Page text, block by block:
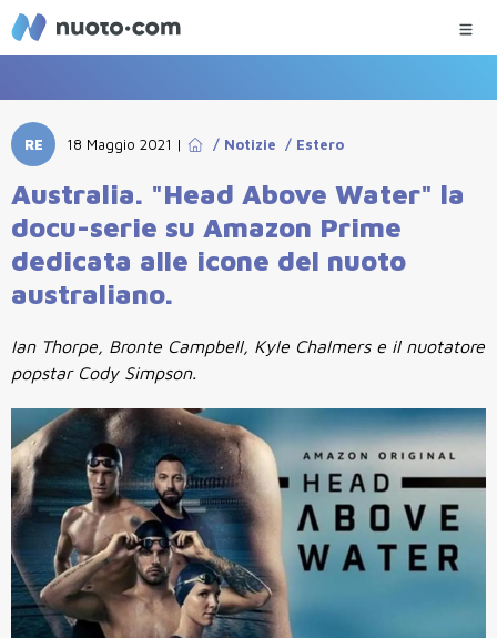
RE 18 Maggio 2021 | / Notizie / Estero
Australia. "Head Above Water" la
docu-serie su Amazon Prime
dedicata alle icone del nuoto
australiano.
Ian Thorpe, Bronte Campbell, Kyle Chalmers e il nuotatore
popstar Cody Simpson.